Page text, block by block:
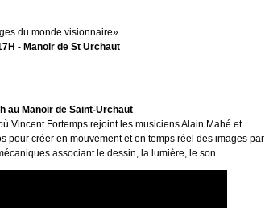
du monde visionnaire»
- Manoir de St Urchaut
au Manoir de Saint-Urchaut
Vincent Fortemps rejoint les musiciens Alain Mahé et
pour créer en mouvement et en temps réel des images par
associant le dessin, la lumière, le son…